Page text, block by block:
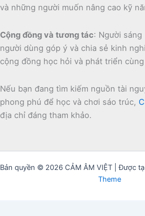
và những người muốn nâng cao kỹ
Cộng đồng và tương tác: Người
người dùng góp ý và chia sẻ kinh
cộng đồng học hỏi và phát triển cùng
Nếu bạn đang tìm kiếm nguồn tài
phong phú để học và chơi sáo trúc,
địa chỉ đáng tham khảo.
Bản quyền © 2026 CẢM ÂM VIỆT | Được
Theme